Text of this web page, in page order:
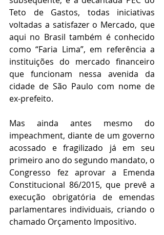
Teto de Gastos, todas iniciativas
voltadas a satisfazer o Mercado, que
aqui no Brasil também é conhecido
como “Faria Lima”, em referência a
instituições do mercado financeiro
que funcionam nessa avenida da
cidade de São Paulo com nome de
ex-prefeito.
Mas ainda antes mesmo do
impeachment, diante de um governo
acossado e fragilizado já em seu
primeiro ano do segundo mandato, o
Congresso fez aprovar a Emenda
Constitucional 86/2015, que prevê a
execução obrigatória de emendas
parlamentares individuais, criando o
chamado Orçamento Impositivo.